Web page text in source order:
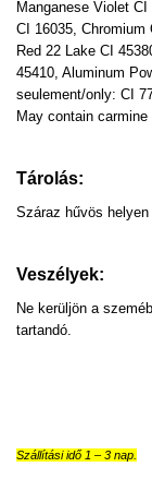
Manganese Violet
CI 16035, Chromium
Red 22 Lake CI
45410, Aluminum
seulement/only: CI
May contain carmine
Tárolás:
Száraz hűvös helyen
Veszélyek:
Ne kerüljön a
tartandó.
Szállítási idő 1 – 3 nap.